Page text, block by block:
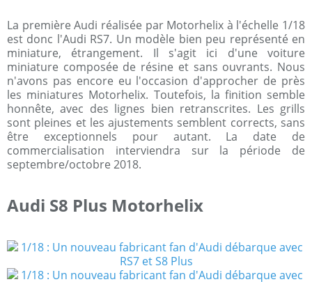
La première Audi réalisée par Motorhelix à l'échelle 1/18
est donc l'Audi RS7. Un modèle bien peu représenté en
miniature, étrangement. Il s'agit ici d'une voiture
miniature composée de résine et sans ouvrants. Nous
n'avons pas encore eu l'occasion d'approcher de près
les miniatures Motorhelix. Toutefois, la finition semble
honnête, avec des lignes bien retranscrites. Les grills
sont pleines et les ajustements semblent corrects, sans
être exceptionnels pour autant. La date de
commercialisation interviendra sur la période de
septembre/octobre 2018.
Audi S8 Plus Motorhelix